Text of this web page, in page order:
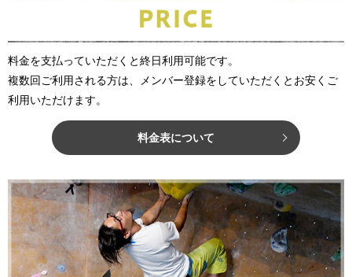
料金を支払っていただくと終日利用可能です。
複数回ご利用される方は、メンバー登録をしていただくとお安くご
利用いただけます。
料金表について